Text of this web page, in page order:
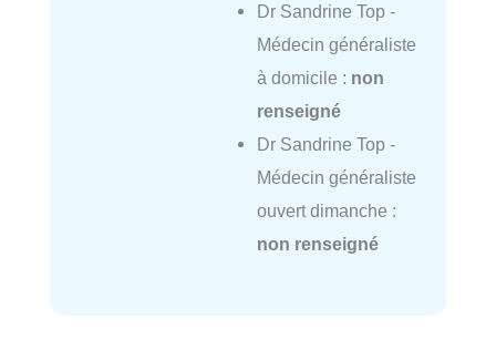
Dr Sandrine Top -
Médecin généraliste
à domicile : non
renseigné
Dr Sandrine Top -
Médecin généraliste
ouvert dimanche :
non renseigné